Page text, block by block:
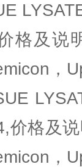
格及说
，
价格及
，